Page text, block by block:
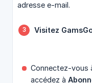
adresse e-mail.
Visitez
Connectez-vous
accédez à